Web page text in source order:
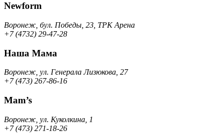
Newform
Воронеж, бул. Победы, 23, ТРК Арена
+7 (4732) 29-47-28
Наша Мама
Воронеж, ул. Генерала Лизюкова, 27
+7 (473) 267-86-16
Mam’s
Воронеж, ул. Куколкина, 1
+7 (473) 271-18-26